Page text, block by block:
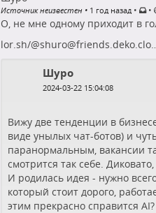
Источник неизвестен • 1 год назад • •
О, не мне одному приходит в
lor.sh/
Шуро
2024-03-22 15:04:08
Вижу две тенденции в
виде унылых чат-ботов) и
паранормальным, вакансии
смотрится так себе.
И родилась идея - нужно
который стоит дорого,
этим прекрасно справится AI?